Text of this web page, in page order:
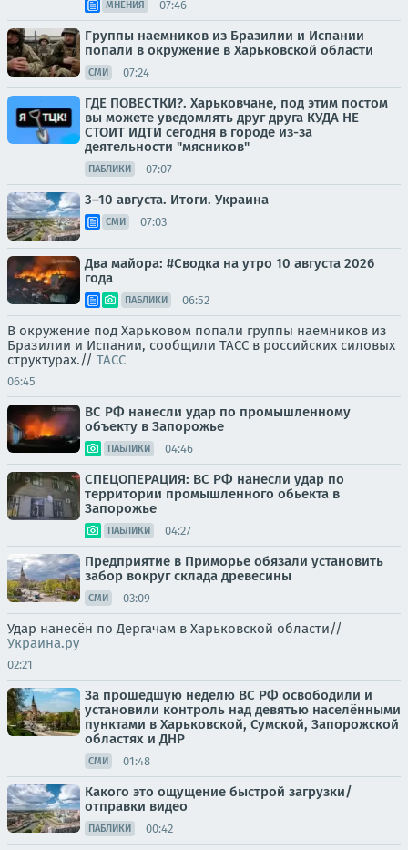
МНЕНИЯ 07:46
Группы наемников из Бразилии и Испании
попали в окружение в Харьковской области
СМИ 07:24
ГДЕ ПОВЕСТКИ?. Харьковчане, под этим постом
вы можете уведомлять друг друга КУДА НЕ
СТОИТ ИДТИ сегодня в городе из-за
деятельности "мясников"
ПАБЛИКИ 07:07
3–10 августа. Итоги. Украина
СМИ 07:03
Два майора: #Сводка на утро 10 августа 2026
года
ПАБЛИКИ 06:52
В окружение под Харьковом попали группы наемников из
Бразилии и Испании, сообщили ТАСС в российских силовых
структурах.// ТАСС
06:45
ВС РФ нанесли удар по промышленному
объекту в Запорожье
ПАБЛИКИ 04:46
СПЕЦОПЕРАЦИЯ: ВС РФ нанесли удар по
территории промышленного обьекта в
Запорожье
ПАБЛИКИ 04:27
Предприятие в Приморье обязали установить
забор вокруг склада древесины
СМИ 03:09
Удар нанесён по Дергачам в Харьковской области//
Украина.ру
02:21
За прошедшую неделю ВС РФ освободили и
установили контроль над девятью населёнными
пунктами в Харьковской, Сумской, Запорожской
областях и ДНР
СМИ 01:48
Какого это ощущение быстрой загрузки/
отправки видео
ПАБЛИКИ 00:42